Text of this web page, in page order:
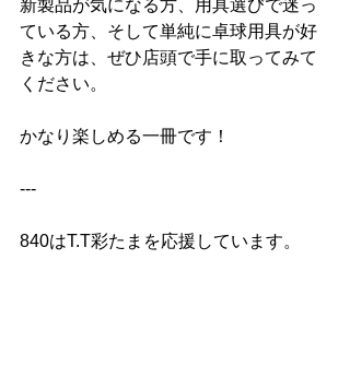
新製品が気になる方、用具選びで迷っ
ている方、そして単純に卓球用具が好
きな方は、ぜひ店頭で手に取ってみて
ください。
かなり楽しめる一冊です！
---
840はT.T彩たまを応援しています。